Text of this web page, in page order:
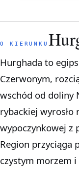
O KIERUNKU
Hurghada to egipski kurort nad Morzem
Czerwonym,
wschód od doliny
rybackiej wyrosło
wypoczynkowej z
Region przyciąga
czystym morzem